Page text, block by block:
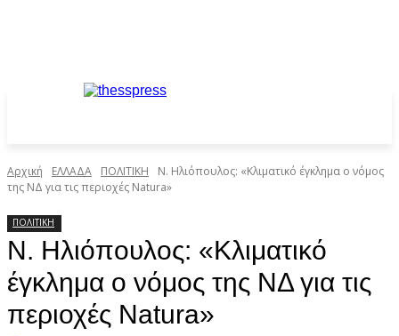
Αρχική ΕΛΛΑΔΑ ΠΟΛΙΤΙΚΗ
Ν. Ηλιόπουλος: «Κλιματικό έγκλημα ο νόμος
της ΝΔ για τις περιοχές Natura»
ΠΟΛΙΤΙΚΗ
Ν. Ηλιόπουλος: «Κλιματικό
έγκλημα ο νόμος της ΝΔ για τις
περιοχές Natura»